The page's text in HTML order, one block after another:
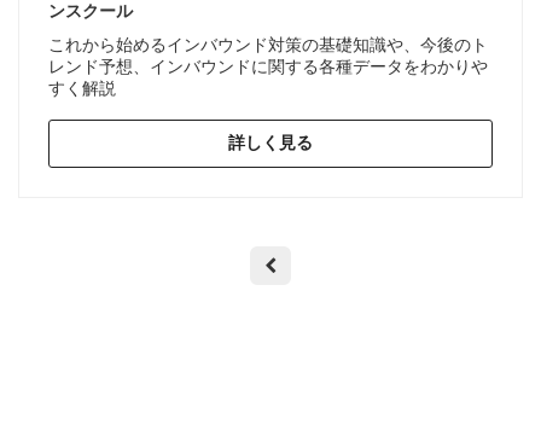
ンスクール
これから始めるインバウンド対策の基礎知識や、今後のト
レンド予想、インバウンドに関する各種データをわかりや
すく解説
詳しく見る